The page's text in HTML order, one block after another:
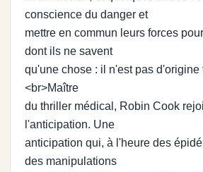
conscience du danger et
mettre en commun leurs forces
dont ils ne savent
qu'une chose : il n'est pas d'origine
<br>Maître
du thriller médical, Robin Cook
l'anticipation. Une
anticipation qui, à l'heure des
des manipulations